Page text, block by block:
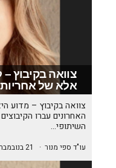
צוואה בקיבוץ –
אלא של
צוואה בקיבוץ – מדוע
האחרונים עברו
השיתופי…
עו"ד ספי מנור · 21 בנובמבר 2025 23:57